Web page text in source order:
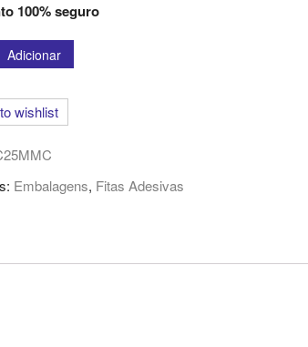
100% seguro
Adicionar
wishlist
Embalagens, Fitas Adesivas